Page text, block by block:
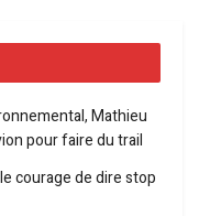
Mathieu
pour faire du trail
courage de dire stop